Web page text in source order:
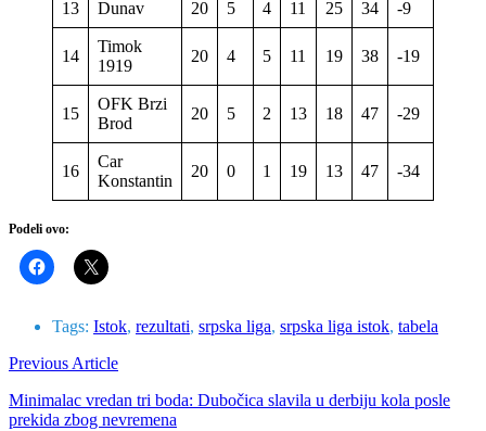
13 Dunav 20 5 4 11 25 34 -9
14
Timok
1919
20 4 5 11 19 38 -19
15
OFK Brzi
Brod
20 5 2 13 18 47 -29
16
Car
Konstantin
20 0 1 19 13 47 -34
Podeli ovo:
Tags: Istok, rezultati, srpska liga, srpska liga istok, tabela
Previous Article
Minimalac vredan tri boda: Dubočica slavila u derbiju kola posle
prekida zbog nevremena